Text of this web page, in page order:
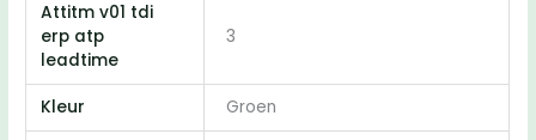
Attitm v01 tdi
erp atp
leadtime
3
Kleur Groen